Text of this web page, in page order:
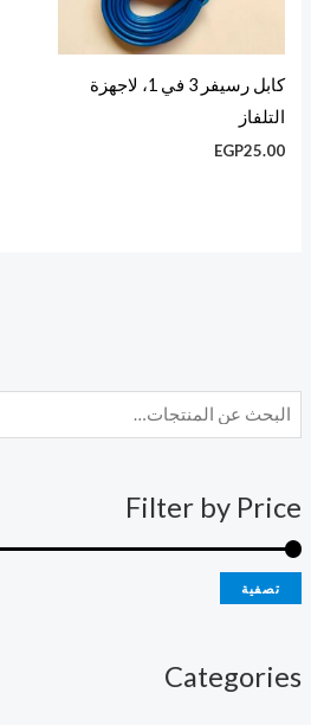
Filter by Price
تصفية
Categories
كابل رسيفر 3 في 1، لاجهزة
التلفاز
EGP25.00